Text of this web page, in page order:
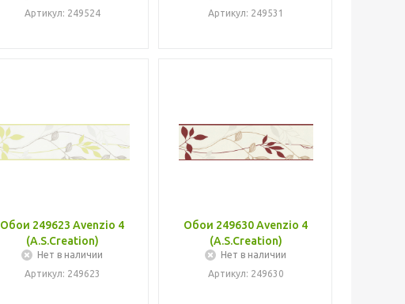
Артикул: 249524
Артикул: 249531
Обои 249623 Avenzio 4
(A.S.Creation)
Нет в наличии
Артикул: 249623
Обои 249630 Avenzio 4
(A.S.Creation)
Нет в наличии
Артикул: 249630